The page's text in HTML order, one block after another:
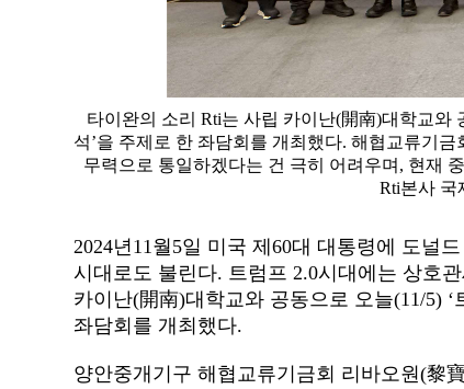
타이완의 소리 Rti는 사립 카이난(開南)대학교와
석’을 주제로 한 좌담회를 개최했다. 해협교류기
무력으로 통일하겠다는 건 극히 어려우며, 현재
Rti본사 국
2024년 11 월 5일 미국 제60대 대통령에 도널
시대로도 불린다. 트럼프 2.0시대에는 상호
카이난(開南)대학교와 공동으로 오늘(11/5) ‘
좌담회를 개최했다.
양안중개기구 해협교류기금회 리바오원(黎